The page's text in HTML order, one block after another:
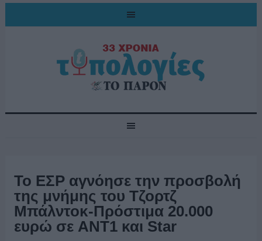
Το ΕΣΡ αγνόησε την προσβολή
της μνήμης του Τζορτζ
Μπάλντοκ-Πρόστιμα 20.000
ευρώ σε ANT1 και Star